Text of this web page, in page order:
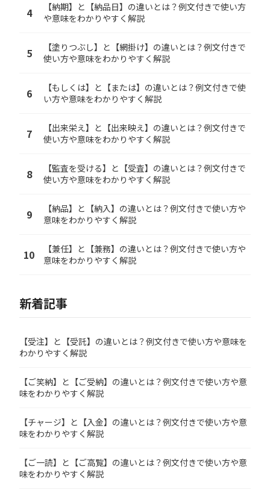
4
【納期】と【納品日】の違いとは？例文付きで使い方
や意味をわかりやすく解説
5
【塗りつぶし】と【網掛け】の違いとは？例文付きで
使い方や意味をわかりやすく解説
6
【もしくは】と【または】の違いとは？例文付きで使
い方や意味をわかりやすく解説
7
【出来栄え】と【出来映え】の違いとは？例文付きで
使い方や意味をわかりやすく解説
8
【監査を受ける】と【受査】の違いとは？例文付きで
使い方や意味をわかりやすく解説
9
【納品】と【納入】の違いとは？例文付きで使い方や
意味をわかりやすく解説
10
【兼任】と【兼務】の違いとは？例文付きで使い方や
意味をわかりやすく解説
新着記事
【受注】と【受託】の違いとは？例文付きで使い方や意味を
わかりやすく解説
【ご笑納】と【ご受納】の違いとは？例文付きで使い方や意
味をわかりやすく解説
【チャージ】と【入金】の違いとは？例文付きで使い方や意
味をわかりやすく解説
【ご一読】と【ご高覧】の違いとは？例文付きで使い方や意
味をわかりやすく解説